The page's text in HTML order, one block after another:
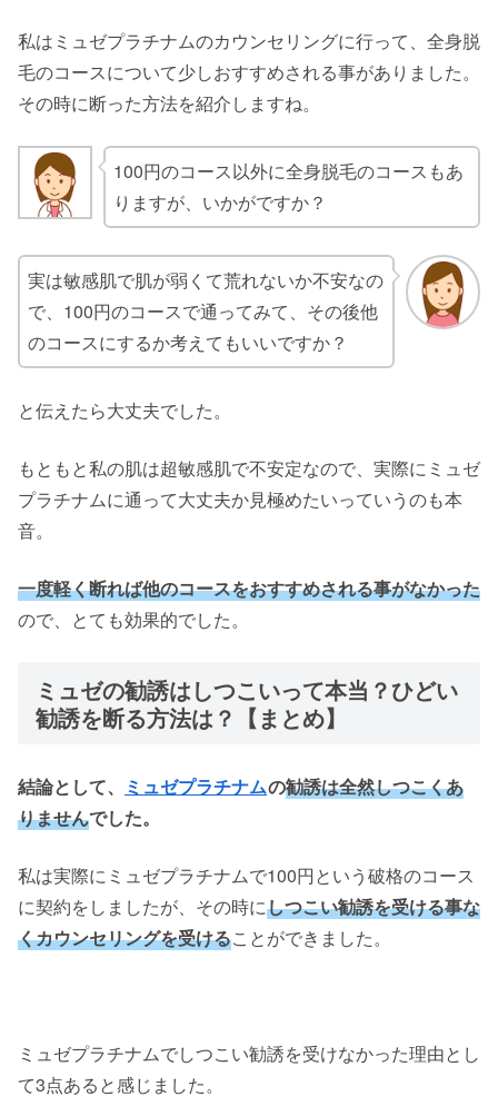
私はミュゼプラチナムのカウンセリングに行って、全身脱
毛のコースについて少しおすすめされる事がありました。
その時に断った方法を紹介しますね。
100円のコース以外に全身脱毛のコースもあ
りますが、いかがですか？
実は敏感肌で肌が弱くて荒れないか不安なの
で、100円のコースで通ってみて、その後他
のコースにするか考えてもいいですか？
と伝えたら大丈夫でした。
もともと私の肌は超敏感肌で不安定なので、実際にミュゼ
プラチナムに通って大丈夫か見極めたいっていうのも本
音。
一度軽く断れば他のコースをおすすめされる事がなかった
ので、とても効果的でした。
ミュゼの勧誘はしつこいって本当？ひどい
勧誘を断る方法は？【まとめ】
結論として、 ミュゼプラチナムの勧誘は全然しつこくあ
りませんでした。
私は実際にミュゼプラチナムで100円という破格のコース
に契約をしましたが、その時にしつこい勧誘を受ける事な
くカウンセリングを受けることができました。
ミュゼプラチナムでしつこい勧誘を受けなかった理由とし
て3点あると感じました。